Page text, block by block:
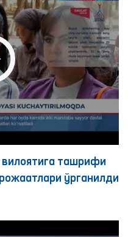
ташрифи
ўрганилди